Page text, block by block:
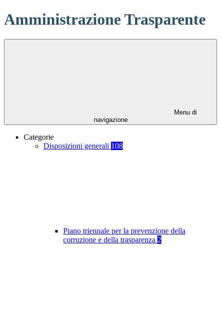
Amministrazione Trasparente
Menu di
navigazione
Categorie
Disposizioni generali 108
Piano triennale per la prevenzione della
corruzione e della trasparenza 2